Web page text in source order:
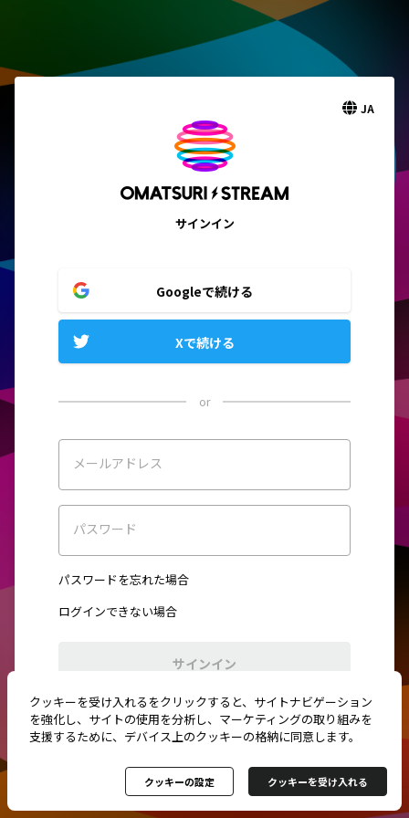
JA
サインイン
Googleで続ける
Xで続ける
or
メールアドレス
パスワード
パスワードを忘れた場合
ログインできない場合
サインイン
初めてご利用ですか？新規登録
クッキーを受け入れるをクリックすると、サイトナビゲーション
を強化し、サイトの使用を分析し、マーケティングの取り組みを
支援するために、デバイス上のクッキーの格納に同意します。
クッキーの設定 クッキーを受け入れる